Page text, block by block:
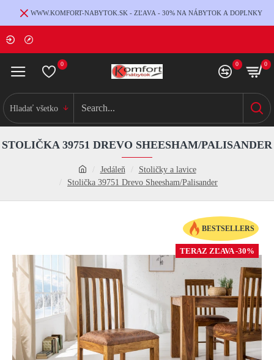
WWW.KOMFORT-NABYTOK.SK - ZĽAVA - 30% NA NÁBYTOK A DOPLNKY
0 0 0
Hladať všetko
Jedáleň
Stoličky a lavice
Stolička 39751 Drevo Sheesham/Palisander
STOLIČKA 39751 DREVO SHEESHAM/PALISANDER
BESTSELLERS
TERAZ ZĽAVA -30%